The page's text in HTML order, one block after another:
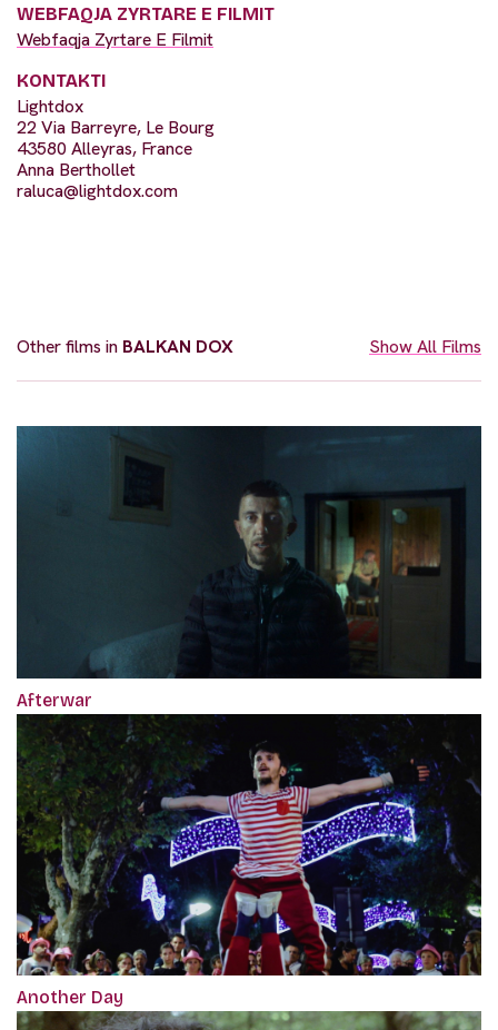
WEBFAQJA ZYRTARE E FILMIT
Webfaqja Zyrtare E Filmit
KONTAKTI
Lightdox
22 Via Barreyre, Le Bourg
43580 Alleyras, France
Anna Berthollet
raluca@lightdox.com
Other films in BALKAN DOX Show All Films
Afterwar
Another Day